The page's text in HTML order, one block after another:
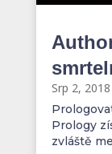
Srp 2, 2018
Prology
zvláště